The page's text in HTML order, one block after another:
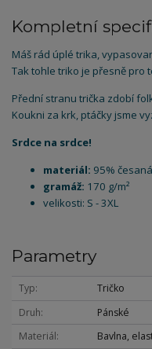
Kompletní
Máš rád úplé trika,
Tak tohle triko je přesně pro
Přední stranu trička zdobí
Koukni za krk, ptáčky jsme
Srdce na srdce!
materiál: 95%
gramáž: 170 g/m²
velikosti: S - 3XL
Parametry
Typ
Tričko
Druh
Pánské
Materiál
Bavlna,